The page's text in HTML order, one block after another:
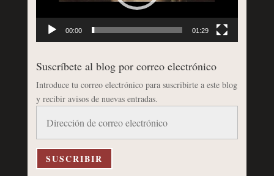
00:00 01:29
Suscríbete al blog por correo electrónico
Introduce tu correo electrónico para suscribirte a este blog
y recibir avisos de nuevas entradas.
correo
electrónico
SUSCRIBIR